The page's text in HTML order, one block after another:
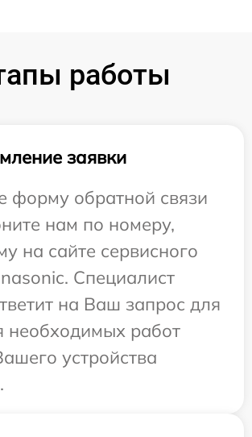
работы
заявки
форму обратной связи
нам по номеру,
на сайте сервисного
Специалист
на Ваш запрос для
необходимых работ
устройства